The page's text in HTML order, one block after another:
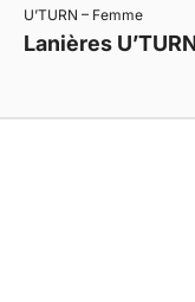
U’TURN – Femme
Lanières